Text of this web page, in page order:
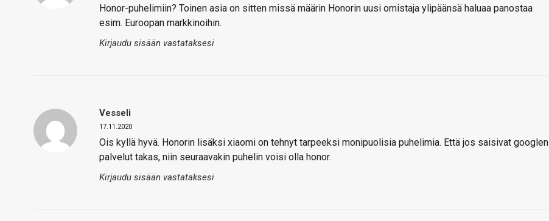
Honor-puhelimiin? Toinen asia on sitten missä määrin Honorin uusi omistaja ylipäänsä haluaa panostaa
esim. Euroopan markkinoihin.
Kirjaudu sisään vastataksesi
Vesseli
17.11.2020
Ois kyllä hyvä. Honorin lisäksi xiaomi on tehnyt tarpeeksi monipuolisia puhelimia. Että jos saisivat googlen
palvelut takas, niin seuraavakin puhelin voisi olla honor.
Kirjaudu sisään vastataksesi